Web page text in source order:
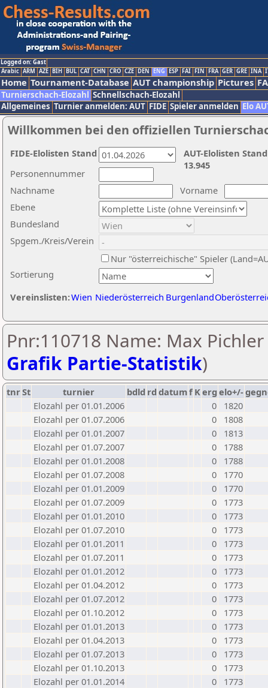
Logged on: Gast
Arabic ARM AZE BIH BUL CAT CHN CRO CZE DEN ENG ESP FAI FIN FRA GER GRE INA
Home Tournament-Database AUT championship Pictures
Turnierschach-Elozahl Schnellschach-Elozahl
Allgemeines Turnier anmelden: AUT FIDE Spieler anmelden Elo
Willkommen bei den offiziellen
Nachname
Vorname
Ebene
Sortierung
Personennummer
Bundesland
Spgem./Kreis/Verein
Nur "österreichische" Spieler
Vereinslisten:Wien Niederösterreich Burgenland
AUT-Elolisten
13.945
FIDE-Elolisten Stand
Pnr:110718 Name: Max Pichler
Grafik Partie-Statistik)
tnrSt turnier bdld rd datumf Kerg elo+/-
Elozahl per 01.01.2006
0
1820
Elozahl per 01.07.2006
0
1808
Elozahl per 01.01.2007
0
1813
Elozahl per 01.07.2007
0
1788
Elozahl per 01.01.2008
0
1788
Elozahl per 01.07.2008
0
1770
Elozahl per 01.01.2009
0
1770
Elozahl per 01.07.2009
0
1773
Elozahl per 01.01.2010
0
1773
Elozahl per 01.07.2010
0
1773
Elozahl per 01.01.2011
0
1773
Elozahl per 01.07.2011
0
1773
Elozahl per 01.01.2012
0
1773
Elozahl per 01.04.2012
0
1773
Elozahl per 01.07.2012
0
1773
Elozahl per 01.10.2012
0
1773
Elozahl per 01.01.2013
0
1773
Elozahl per 01.04.2013
0
1773
Elozahl per 01.07.2013
0
1773
Elozahl per 01.10.2013
0
1773
Elozahl per 01.01.2014
0
1773